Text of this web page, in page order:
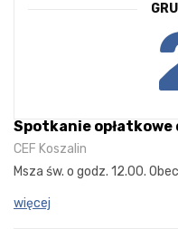
Spotkanie
CEF Koszalin
Msza św. o godz. 12.00.
więcej